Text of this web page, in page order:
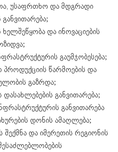
უსაფრთხო და მდგრადი
ხელშეწყობა და ინოვაციების
გაუმჯობესება;
წარმოების და
გაზრდა;
განვითარება;
განვითარება
დონის ამაღლება;
და იმერეთის რეგიონის